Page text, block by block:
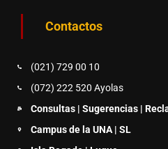
Contactos
(021) 729 00 10
(072) 222 520 Ayolas
Consultas | Sugerencias |
Campus de la UNA | SL